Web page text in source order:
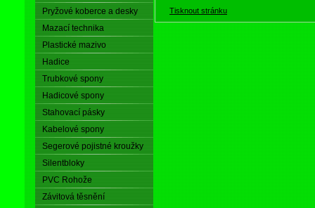
Pryžové koberce a desky
Mazací technika
Plastické mazivo
Hadice
Trubkové spony
Hadicové spony
Stahovací pásky
Kabelové spony
Segerové pojistné kroužky
Silentbloky
PVC Rohože
Závitová těsnění
Tisknout stránku